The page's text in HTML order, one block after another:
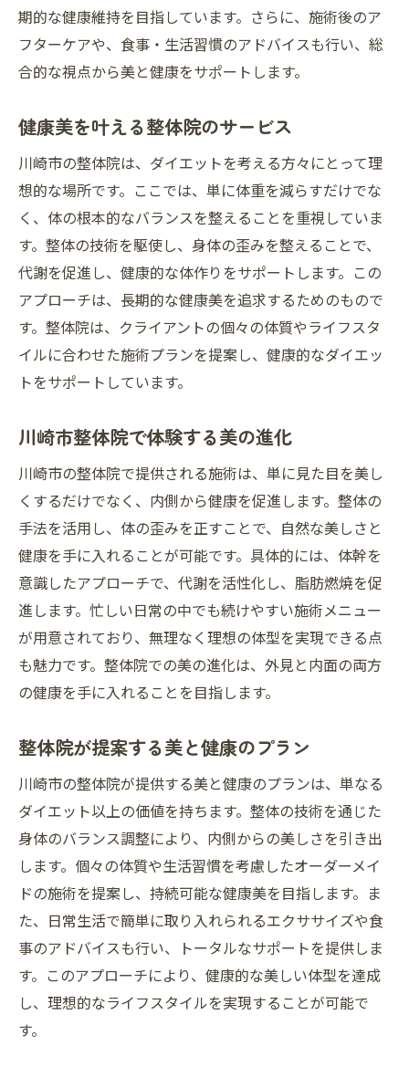
期的な健康維持を目指しています。さらに、施術後のア
フターケアや、食事・生活習慣のアドバイスも行い、総
合的な視点から美と健康をサポートします。
健康美を叶える整体院のサービス
川崎市の整体院は、ダイエットを考える方々にとって理
想的な場所です。ここでは、単に体重を減らすだけでな
く、体の根本的なバランスを整えることを重視していま
す。整体の技術を駆使し、身体の歪みを整えることで、
代謝を促進し、健康的な体作りをサポートします。この
アプローチは、長期的な健康美を追求するためのもので
す。整体院は、クライアントの個々の体質やライフスタ
イルに合わせた施術プランを提案し、健康的なダイエッ
トをサポートしています。
川崎市整体院で体験する美の進化
川崎市の整体院で提供される施術は、単に見た目を美し
くするだけでなく、内側から健康を促進します。整体の
手法を活用し、体の歪みを正すことで、自然な美しさと
健康を手に入れることが可能です。具体的には、体幹を
意識したアプローチで、代謝を活性化し、脂肪燃焼を促
進します。忙しい日常の中でも続けやすい施術メニュー
が用意されており、無理なく理想の体型を実現できる点
も魅力です。整体院での美の進化は、外見と内面の両方
の健康を手に入れることを目指します。
整体院が提案する美と健康のプラン
川崎市の整体院が提供する美と健康のプランは、単なる
ダイエット以上の価値を持ちます。整体の技術を通じた
身体のバランス調整により、内側からの美しさを引き出
します。個々の体質や生活習慣を考慮したオーダーメイ
ドの施術を提案し、持続可能な健康美を目指します。ま
た、日常生活で簡単に取り入れられるエクササイズや食
事のアドバイスも行い、トータルなサポートを提供しま
す。このアプローチにより、健康的な美しい体型を達成
し、理想的なライフスタイルを実現することが可能で
す。